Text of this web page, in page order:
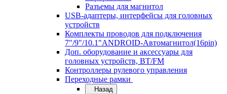
Разъемы для магнитол
USB-адаптеры, интерфейсы для головных
устройств
Комплекты проводов для подключения
7"/9"/10.1"ANDROID-Автомагнитол(16pin)
Доп. оборудование и аксессуары для
головных устройств, BT/FM
Контроллеры рулевого управления
Переходные рамки
Назад